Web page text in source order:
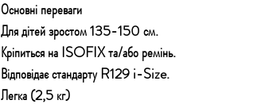
Основні переваги
Для дітей зростом 135-150 см.
Кріпиться на ISOFIX та/або ремінь.
Відповідає стандарту R129 i-Size.
Легка (2,5 кг)